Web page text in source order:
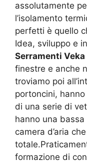
assolutamente
l’isolamento
perfetti è quello
Idea, sviluppo e
Serramenti Veka
finestre e anche
troviamo poi
portoncini,
di una serie di
hanno una bassa
camera d’aria
formazione di